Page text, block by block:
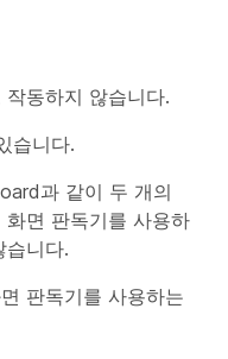
동하지 않습니다.
습니다.
과 같이 두 개의
면 판독기를 사용하
습니다.
판독기를 사용하는